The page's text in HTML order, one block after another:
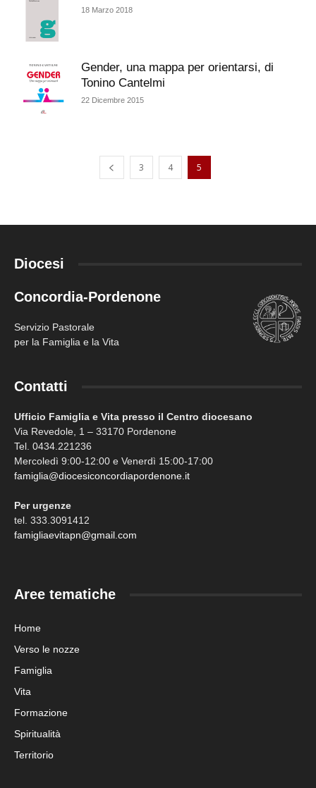
18 Marzo 2018
Gender, una mappa per orientarsi, di
Tonino Cantelmi
22 Dicembre 2015
3 4 5
Diocesi
Concordia-Pordenone
Servizio Pastorale
per la Famiglia e la Vita
Contatti
Ufficio Famiglia e Vita presso il Centro diocesano
Via Revedole, 1 – 33170 Pordenone
Tel. 0434.221236
Mercoledì 9:00-12:00 e Venerdì 15:00-17:00
famiglia@diocesiconcordiapordenone.it
Per urgenze
tel. 333.3091412
famigliaevitapn@gmail.com
Aree tematiche
Home
Verso le nozze
Famiglia
Vita
Formazione
Spiritualità
Territorio